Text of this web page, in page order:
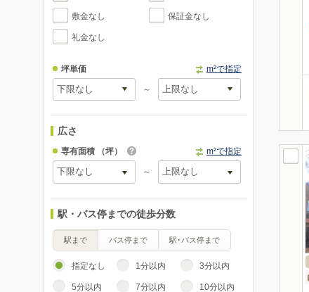
敷金なし 保証金なし
礼金なし
坪単価 m²で指定
～
広さ
専有面積 （坪） m²で指定
～
駅・バス停までの徒歩分数
駅まで バス停まで 駅･バス停まで
指定なし 1分以内 3分以内
5分以内 7分以内 10分以内